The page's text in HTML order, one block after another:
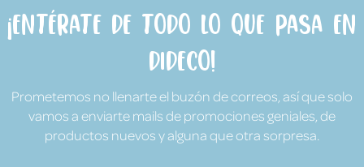
¡Entérate de todo lo que pasa en
Dideco!
Prometemos no llenarte el buzón de correos, así que solo
vamos a enviarte mails de promociones geniales, de
productos nuevos y alguna que otra sorpresa.